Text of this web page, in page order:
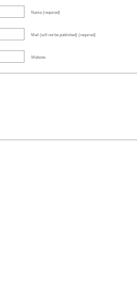
Name (required)
Mail (will not be published) (required)
Website